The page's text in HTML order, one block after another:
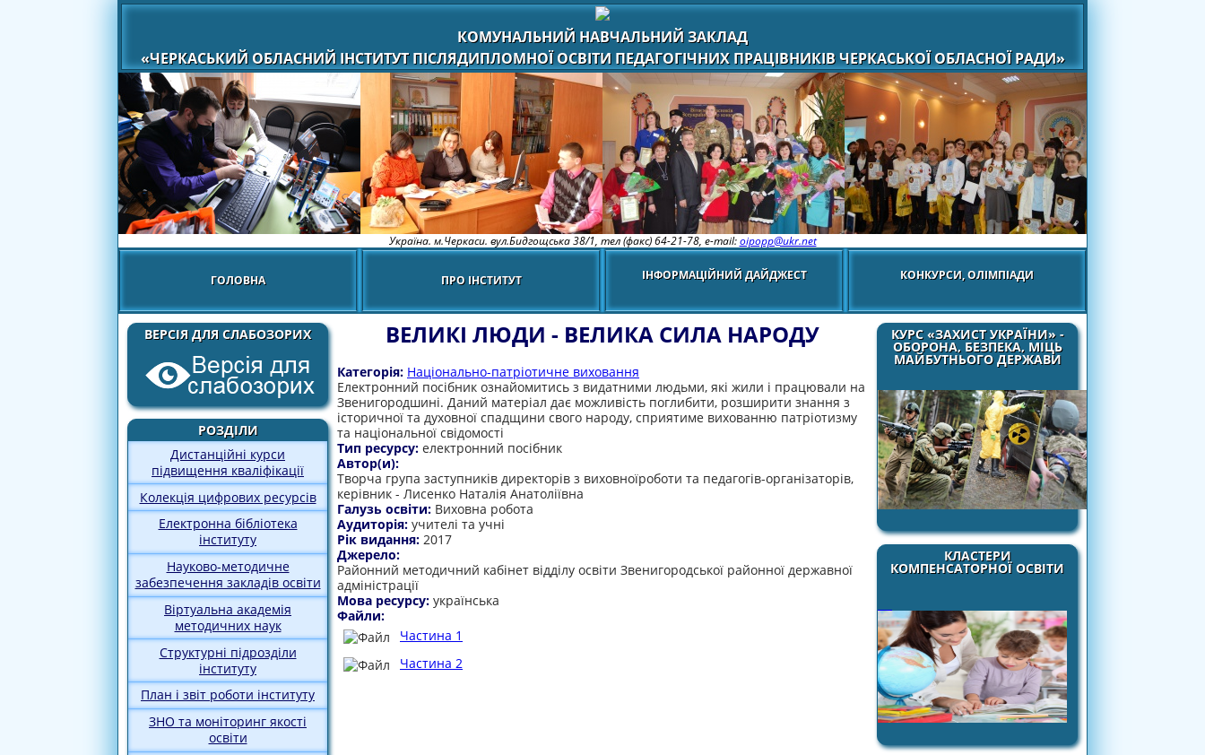
КОМУНАЛЬНИЙ НАВЧАЛЬНИЙ ЗАКЛАД
«ЧЕРКАСЬКИЙ ОБЛАСНИЙ ІНСТИТУТ ПІСЛЯДИПЛОМНОЇ ОСВІТИ ПЕДАГОГІЧНИХ ПРАЦІВНИКІВ ЧЕРКАСЬКОЇ ОБЛАСНОЇ РАДИ»
Україна. м.Черкаси. вул.Бидгощська 38/1, тел (факс) 64-21-78, e-mail:oipopp@ukr.net
ГОЛОВНА ПРО ІНСТИТУТ ІНФОРМАЦІЙНИЙ ДАЙДЖЕСТ КОНКУРСИ, ОЛІМПІАДИ
ВЕРСІЯ ДЛЯ СЛАБОЗОРИХ
РОЗДІЛИ
Дистанційні курси
підвищення кваліфікації
Колекція цифрових ресурсів
Електронна бібліотека
інституту
Науково-методичне
забезпечення закладів освіти
Віртуальна академія
методичних наук
Структурні підрозділи
інституту
План і звіт роботи інституту
ЗНО та моніторинг якості
освіти
КУРС «ЗАХИСТ УКРАЇНИ» -
ОБОРОНА, БЕЗПЕКА, МІЦЬ
МАЙБУТНЬОГО ДЕРЖАВИ
КЛАСТЕРИ
КОМПЕНСАТОРНОЇ ОСВІТИ
ВЕЛИКІ ЛЮДИ - ВЕЛИКА СИЛА НАРОДУ
Категорія: Національно-патріотичне виховання
Електронний посібник ознайомитись з видатними людьми, які жили і працювали на
Звенигородшині. Даний матеріал дає можливість поглибити, розширити знання з
історичної та духовної спадщини свого народу, сприятиме вихованню патріотизму
та національної свідомості
Тип ресурсу: електронний посібник
Автор(и):
Творча група заступників директорів з виховноїроботи та педагогів-організаторів,
керівник - Лисенко Наталія Анатоліївна
Галузь освіти: Виховна робота
Аудиторія: учителі та учні
Рік видання: 2017
Джерело:
Районний методичний кабінет відділу освіти Звенигородської районної державної
адміністрації
Мова ресурсу: українська
Файли:
Частина 1
Частина 2